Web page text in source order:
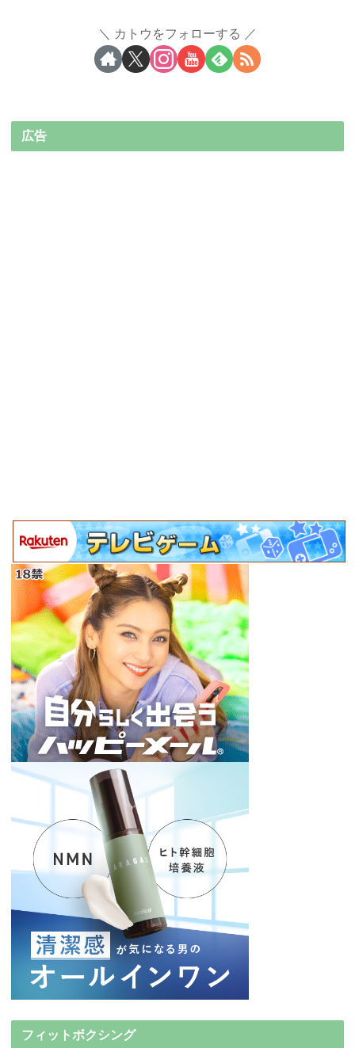
カトウをフォローする
広告
フィットボクシング